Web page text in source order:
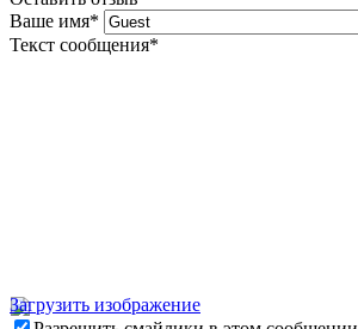
Ваше имя*
Текст сообщения*
Загрузить изображение